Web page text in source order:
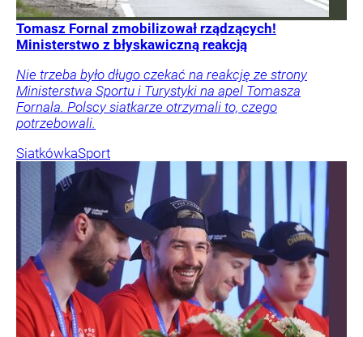
Tomasz Fornal zmobilizował rządzących!
Ministerstwo z błyskawiczną reakcją
Nie trzeba było długo czekać na reakcję ze strony
Ministerstwa Sportu i Turystyki na apel Tomasza
Fornala. Polscy siatkarze otrzymali to, czego
potrzebowali.
SiatkówkaSport